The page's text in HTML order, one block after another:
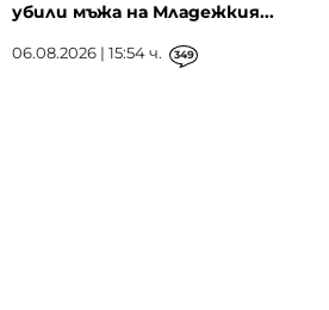
убили мъжа на Младежкия...
06.08.2026 | 15:54 ч. 349